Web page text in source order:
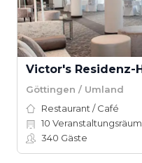
Victor's Residenz-
Göttingen / Umland
Restaurant / Café
10
340 Gäste